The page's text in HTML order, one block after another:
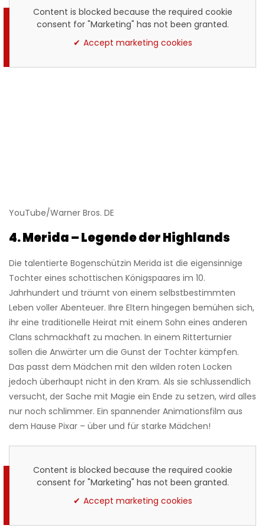
Content is blocked because the required cookie
consent for "Marketing" has not been granted.
Accept marketing cookies
YouTube/Warner Bros. DE
4. Merida – Legende der Highlands
Die talentierte Bogenschützin Merida ist die eigensinnige
Tochter eines schottischen Königspaares im 10.
Jahrhundert und träumt von einem selbstbestimmten
Leben voller Abenteuer. Ihre Eltern hingegen bemühen sich,
ihr eine traditionelle Heirat mit einem Sohn eines anderen
Clans schmackhaft zu machen. In einem Ritterturnier
sollen die Anwärter um die Gunst der Tochter kämpfen.
Das passt dem Mädchen mit den wilden roten Locken
jedoch überhaupt nicht in den Kram. Als sie schlussendlich
versucht, der Sache mit Magie ein Ende zu setzen, wird alles
nur noch schlimmer. Ein spannender Animationsfilm aus
dem Hause Pixar – über und für starke Mädchen!
Content is blocked because the required cookie
consent for "Marketing" has not been granted.
Accept marketing cookies